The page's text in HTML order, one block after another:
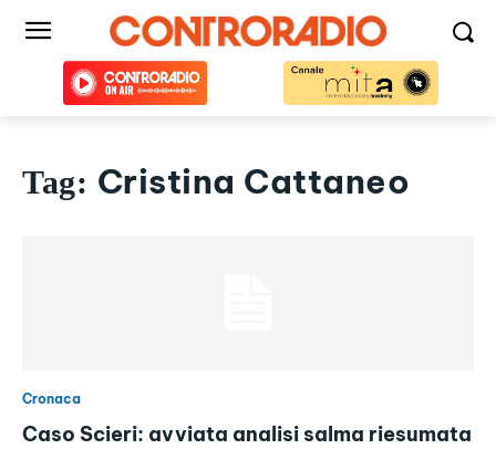
Tag: Cristina Cattaneo
Cronaca
Caso Scieri: avviata analisi salma riesumata